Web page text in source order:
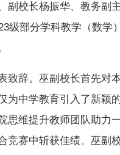
副校长杨振华、教务副
级部分学科教学（数
致辞。巫副校长首先对
为中学教育引入了新颖
思维提升教师团队助力
竞赛中斩获佳绩。巫副